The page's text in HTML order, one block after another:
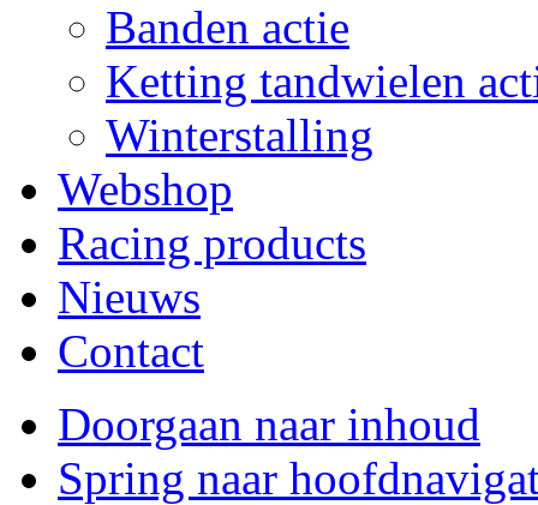
Banden actie
Ketting tandwielen
Winterstalling
Webshop
Racing products
Nieuws
Contact
Doorgaan naar inhoud
Spring naar